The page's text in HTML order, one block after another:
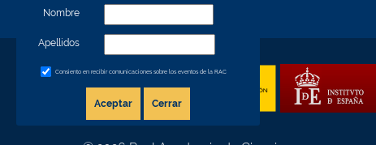
Nombre
Apellidos
Consiento en recibir comunicaciones sobre los eventos de la RAC
Aceptar Cerrar